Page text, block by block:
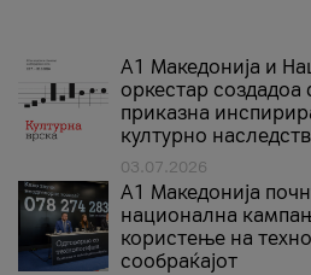
А1 Македонија и
оркестар
приказна
културно
03.07.2026
A1 Македонија
национална
користење на
сообраќајот